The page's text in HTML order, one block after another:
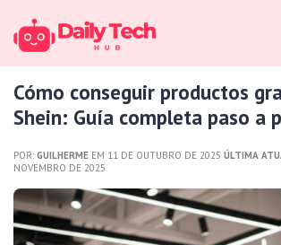
Cómo conseguir productos
Shein: Guía completa paso a
POR: GUILHERME EM 11 DE OUTUBRO DE 2025 ÚLTIMA
NOVEMBRO DE 2025